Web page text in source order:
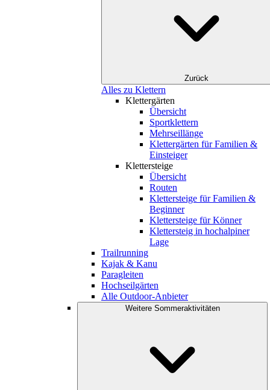
Zurück
Alles zu Klettern
Klettergärten
Übersicht
Sportklettern
Mehrseillänge
Klettergärten für Familien &
Einsteiger
Klettersteige
Übersicht
Routen
Klettersteige für Familien &
Beginner
Klettersteige für Könner
Klettersteig in hochalpiner
Lage
Trailrunning
Kajak & Kanu
Paragleiten
Hochseilgärten
Alle Outdoor-Anbieter
Weitere Sommeraktivitäten